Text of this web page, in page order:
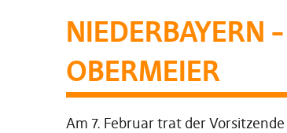
NIEDERBAYERN
OBERMEIER
Am 7. Februar trat der